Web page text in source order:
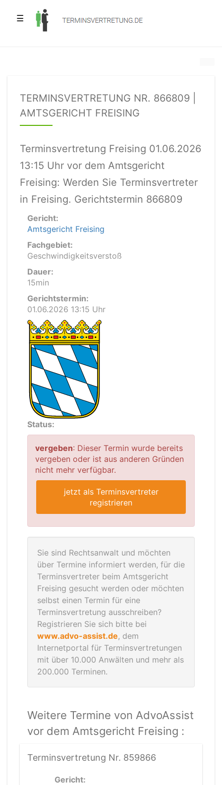
☰
TERMINSVERTRETUNG NR. 866809 |
AMTSGERICHT FREISING
Terminsvertretung Freising 01.06.2026
13:15 Uhr vor dem Amtsgericht
Freising: Werden Sie Terminsvertreter
in Freising. Gerichtstermin 866809
Gericht:
Amtsgericht Freising
Fachgebiet:
Geschwindigkeitsverstoß
Dauer:
15min
Gerichtstermin:
01.06.2026 13:15 Uhr
Status:
vergeben: Dieser Termin wurde bereits
vergeben oder ist aus anderen Gründen
nicht mehr verfügbar.
jetzt als Terminsvertreter
registrieren
Sie sind Rechtsanwalt und möchten
über Termine informiert werden, für die
Terminsvertreter beim Amtsgericht
Freising gesucht werden oder möchten
selbst einen Termin für eine
Terminsvertretung ausschreiben?
Registrieren Sie sich bitte bei
www.advo-assist.de, dem
Internetportal für Terminsvertretungen
mit über 10.000 Anwälten und mehr als
200.000 Terminen.
Weitere Termine von AdvoAssist
vor dem Amtsgericht Freising :
Terminsvertretung Nr. 859866
Gericht: